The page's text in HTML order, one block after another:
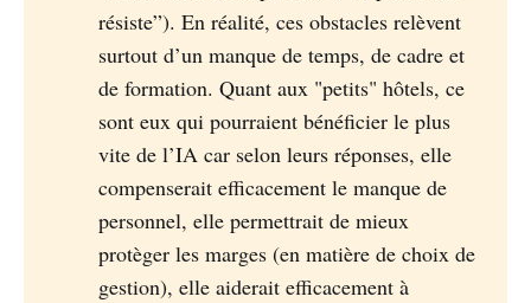
résiste”). En réalité, ces obstacles relèvent
surtout d’un manque de temps, de cadre et
de formation. Quant aux "petits" hôtels, ce
sont eux qui pourraient bénéficier le plus
vite de l’IA car selon leurs réponses, elle
compenserait efficacement le manque de
personnel, elle permettrait de mieux
protèger les marges (en matière de choix de
gestion), elle aiderait efficacement à